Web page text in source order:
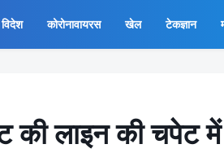
विदेश कोरोनावायरस खेल टेकज्ञान
की लाइन की चपेट